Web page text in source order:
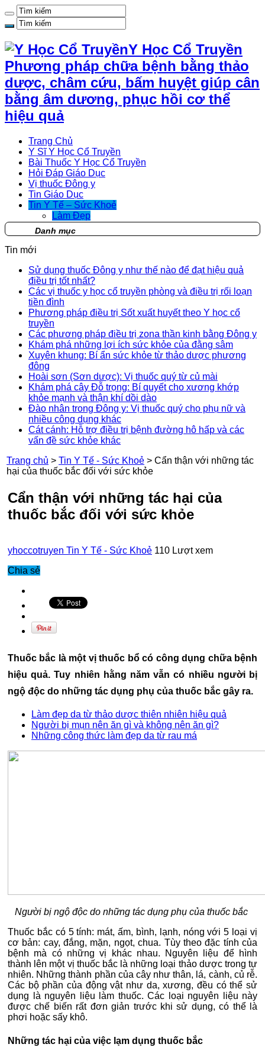
Y Học Cổ Truyền
Phương pháp chữa bệnh bằng thảo
dược, châm cứu, bấm huyệt giúp cân
bằng âm dương, phục hồi cơ thể
hiệu quả
Trang Chủ
Y Sĩ Y Học Cổ Truyền
Bài Thuốc Y Học Cổ Truyền
Hỏi Đáp Giáo Dục
Vị thuốc Đông y
Tin Giáo Dục
Tin Y Tế – Sức Khoẻ
Làm Đẹp
Danh mục
Tin mới
Sử dụng thuốc Đông y như thế nào để đạt hiệu quả
điều trị tốt nhất?
Các vị thuốc y học cổ truyền phòng và điều trị rối loạn
tiền đình
Phương pháp điều trị Sốt xuất huyết theo Y học cổ
truyền
Các phương pháp điều trị zona thần kinh bằng Đông y
Khám phá những lợi ích sức khỏe của đằng sâm
Xuyên khung: Bí ẩn sức khỏe từ thảo dược phương
đông
Hoài sơn (Sơn dược): Vị thuốc quý từ củ mài
Khám phá cây Đỗ trọng: Bí quyết cho xương khớp
khỏe mạnh và thận khí dồi dào
Đào nhân trong Đông y: Vị thuốc quý cho phụ nữ và
nhiều công dụng khác
Cát cánh: Hỗ trợ điều trị bệnh đường hô hấp và các
vấn đề sức khỏe khác
Trang chủ > Tin Y Tế - Sức Khoẻ > Cẩn thận với những tác
hại của thuốc bắc đối với sức khỏe
Cẩn thận với những tác hại của
thuốc bắc đối với sức khỏe
yhoccotruyen Tin Y Tế - Sức Khoẻ 110 Lượt xem
Chia sẻ
Thuốc bắc là một vị thuốc bổ có công dụng chữa bệnh
hiệu quả. Tuy nhiên hằng năm vẫn có nhiều người bị
ngộ độc do những tác dụng phụ của thuốc bắc gây ra.
Làm đẹp da từ thảo dược thiên nhiên hiệu quả
Người bị mụn nên ăn gì và không nên ăn gì?
Những công thức làm đẹp da từ rau má
Người bị ngộ độc do những tác dụng phụ của thuốc bắc
Thuốc bắc có 5 tính: mát, ấm, bình, lạnh, nóng với 5 loại vị
cơ bản: cay, đắng, mặn, ngọt, chua. Tùy theo đặc tính của
bệnh mà có những vị khác nhau. Nguyên liệu để hình
thành lên một vị thuốc bắc là những loại thảo dược trong tự
nhiên. Những thành phần của cây như thân, lá, cành, củ rễ.
Các bộ phần của động vật như da, xương, đều có thể sử
dụng là nguyên liệu làm thuốc. Các loại nguyên liệu này
được chế biến rất đơn giản trước khi sử dụng, có thể là
phơi hoặc sấy khô.
Những tác hại của việc lạm dụng thuốc bắc